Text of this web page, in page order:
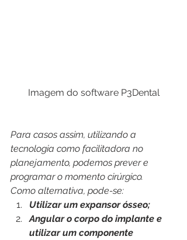
Imagem do software P3Dental
Para casos assim, utilizando a
tecnologia como facilitadora no
planejamento, podemos prever e
programar o momento cirúrgico.
Como alternativa, pode-se:
Utilizar um expansor ósseo;
Angular o corpo do implante e
utilizar um componente